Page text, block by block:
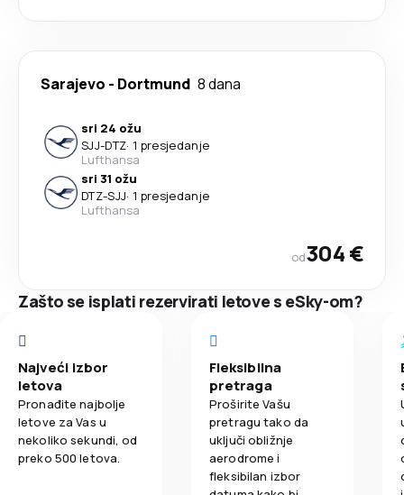
Sarajevo - Dortmund 8 dana
sri 24 ožu
SJJ-DTZ· 1 presjedanje
Lufthansa
sri 31 ožu
DTZ-SJJ· 1 presjedanje
Lufthansa
od304 €
Zašto se isplati rezervirati letove s eSky-om?
Najveći izbor
letova
Pronađite najbolje
letove za Vas u
nekoliko sekundi, od
preko 500 letova.
Fleksibilna
pretraga
Proširite Vašu
pretragu tako da
uključi obližnje
aerodrome i
fleksibilan izbor